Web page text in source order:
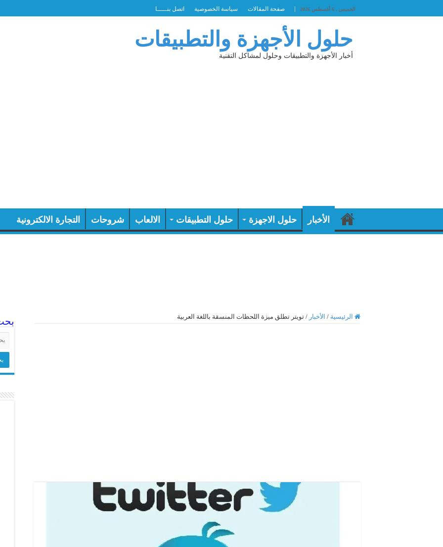
الخميس , 6 أغسطس 2026 صفحة المقالات سياسة الخصوصية اتصل بنـــــا
حلول الأجهزة والتطبيقات
أخبار الأجهزة والتطبيقات وحلول لمشاكل التقنية
الأخبار حلول الاجهزة حلول التطبيقات الالعاب شروحات التجارة الالكترونية
الرئيسية / الأخبار / تويتر تطلق ميزة اللحظات المنسقة باللغة العربية